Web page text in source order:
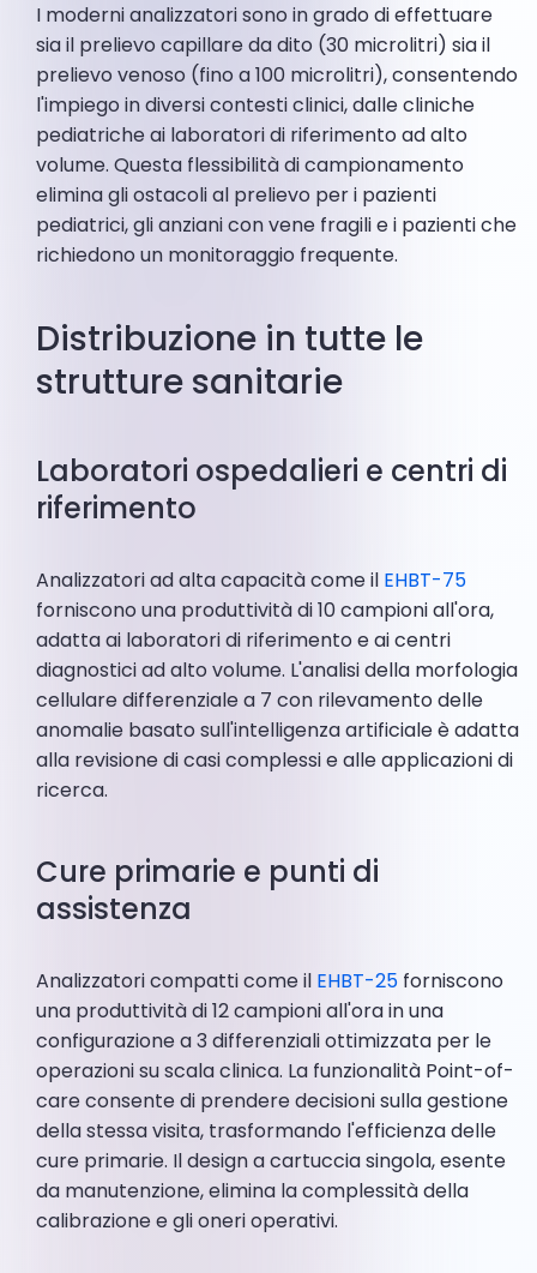
I moderni analizzatori sono in grado di effettuare
sia il prelievo capillare da dito (30 microlitri) sia il
prelievo venoso (fino a 100 microlitri), consentendo
l'impiego in diversi contesti clinici, dalle cliniche
pediatriche ai laboratori di riferimento ad alto
volume. Questa flessibilità di campionamento
elimina gli ostacoli al prelievo per i pazienti
pediatrici, gli anziani con vene fragili e i pazienti che
richiedono un monitoraggio frequente.
Distribuzione in tutte le
strutture sanitarie
Laboratori ospedalieri e centri di
riferimento
Analizzatori ad alta capacità come il EHBT-75
forniscono una produttività di 10 campioni all'ora,
adatta ai laboratori di riferimento e ai centri
diagnostici ad alto volume. L'analisi della morfologia
cellulare differenziale a 7 con rilevamento delle
anomalie basato sull'intelligenza artificiale è adatta
alla revisione di casi complessi e alle applicazioni di
ricerca.
Cure primarie e punti di
assistenza
Analizzatori compatti come il EHBT-25 forniscono
una produttività di 12 campioni all'ora in una
configurazione a 3 differenziali ottimizzata per le
operazioni su scala clinica. La funzionalità Point-of-
care consente di prendere decisioni sulla gestione
della stessa visita, trasformando l'efficienza delle
cure primarie. Il design a cartuccia singola, esente
da manutenzione, elimina la complessità della
calibrazione e gli oneri operativi.